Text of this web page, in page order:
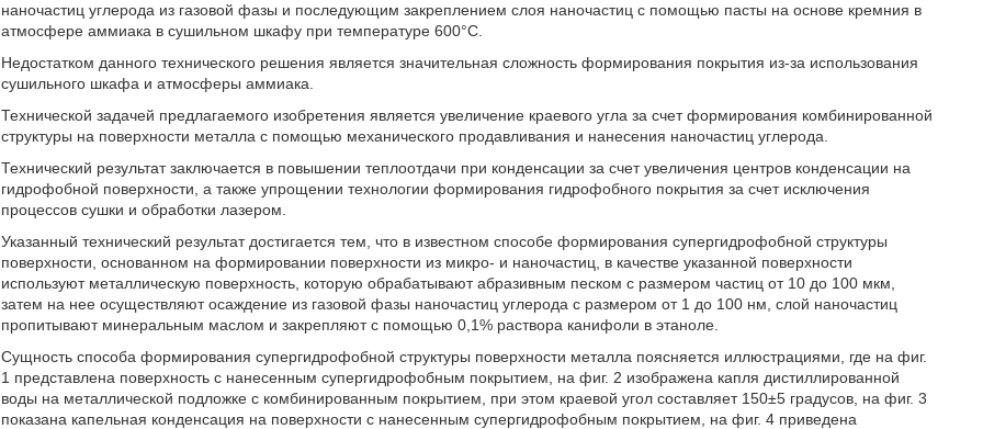
наночастиц углерода из газовой фазы и последующим закреплением слоя наночастиц с помощью пасты на основе кремния в
атмосфере аммиака в сушильном шкафу при температуре 600°С.
Недостатком данного технического решения является значительная сложность формирования покрытия из-за использования
сушильного шкафа и атмосферы аммиака.
Технической задачей предлагаемого изобретения является увеличение краевого угла за счет формирования комбинированной
структуры на поверхности металла с помощью механического продавливания и нанесения наночастиц углерода.
Технический результат заключается в повышении теплоотдачи при конденсации за счет увеличения центров конденсации на
гидрофобной поверхности, а также упрощении технологии формирования гидрофобного покрытия за счет исключения
процессов сушки и обработки лазером.
Указанный технический результат достигается тем, что в известном способе формирования супергидрофобной структуры
поверхности, основанном на формировании поверхности из микро- и наночастиц, в качестве указанной поверхности
используют металлическую поверхность, которую обрабатывают абразивным песком с размером частиц от 10 до 100 мкм,
затем на нее осуществляют осаждение из газовой фазы наночастиц углерода с размером от 1 до 100 нм, слой наночастиц
пропитывают минеральным маслом и закрепляют с помощью 0,1% раствора канифоли в этаноле.
Сущность способа формирования супергидрофобной структуры поверхности металла поясняется иллюстрациями, где на фиг.
1 представлена поверхность с нанесенным супергидрофобным покрытием, на фиг. 2 изображена капля дистиллированной
воды на металлической подложке с комбинированным покрытием, при этом краевой угол составляет 150±5 градусов, на фиг. 3
показана капельная конденсация на поверхности с нанесенным супергидрофобным покрытием, на фиг. 4 приведена